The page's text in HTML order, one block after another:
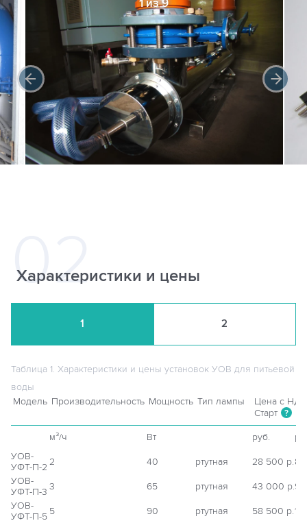
1 из 9
Характеристики и цены
1 2
Таблица 1. Характеристики и цены установок УОВ для питьевой
воды
Модель Производительность Мощность Тип лампы
Цена с НДС
Старт
?
м³/ч Вт руб.
УОВ-
УФТ-П-2 2 40 ртутная 28 500 р.
УОВ-
УФТ-П-3 3 65 ртутная 43 000 р.
УОВ-
УФТ-П-5 5 90 ртутная 58 500 р.